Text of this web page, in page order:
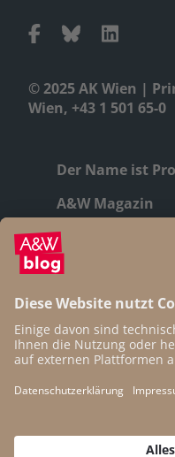
© 2025 AK Wien |
Wien, +43 1 501 65-0
Der Name ist
A&W Magazin
Geschichte
Autor:innen
Newsletter
Open Access